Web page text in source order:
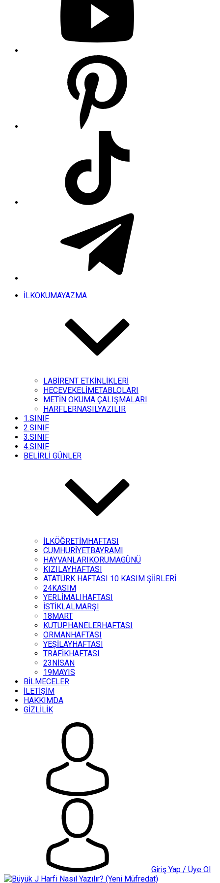
İLKOKUMAYAZMA
LABİRENT ETKİNLİKLERİ
HECEVEKELİMETABLOLARI
METİN OKUMA ÇALIŞMALARI
HARFLERNASILYAZILIR
1.SINIF
2.SINIF
3.SINIF
4.SINIF
BELİRLİ GÜNLER
İLKÖĞRETİMHAFTASI
CUMHURİYETBAYRAMI
HAYVANLARIKORUMAGÜNÜ
KIZILAYHAFTASI
ATATÜRK HAFTASI 10 KASIM ŞİİRLERİ
24KASIM
YERLİMALIHAFTASI
İSTİKLALMARŞI
18MART
KÜTÜPHANELERHAFTASI
ORMANHAFTASI
YEŞİLAYHAFTASI
TRAFİKHAFTASI
23NİSAN
19MAYIS
BİLMECELER
İLETİŞİM
HAKKIMDA
GİZLİLİK
Giriş Yap / Üye Ol